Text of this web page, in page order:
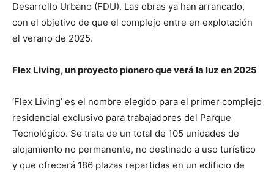
Desarrollo Urbano (FDU). Las obras ya han arrancado,
con el objetivo de que el complejo entre en explotación
el verano de 2025.
Flex Living, un proyecto pionero que verá la luz en 2025
‘Flex Living’ es el nombre elegido para el primer complejo
residencial exclusivo para trabajadores del Parque
Tecnológico. Se trata de un total de 105 unidades de
alojamiento no permanente, no destinado a uso turístico
y que ofrecerá 186 plazas repartidas en un edificio de